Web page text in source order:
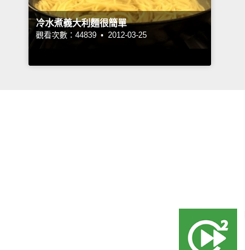
冷水煮義大利麵很簡單
觀看次數：44839 • 2012-03-25